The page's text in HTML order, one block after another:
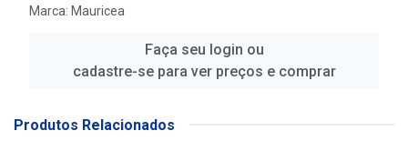
Marca: Mauricea
Faça seu login ou
cadastre-se para ver preços e comprar
Produtos Relacionados